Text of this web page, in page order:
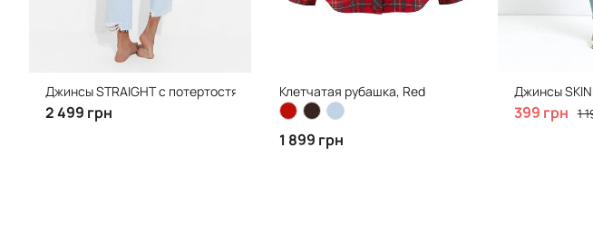
Джинсы STRAIGHT с потертостями, Light Blue
2 499 грн
Клетчатая рубашка, Red
1 899 грн
Джинсы
399 грн 1